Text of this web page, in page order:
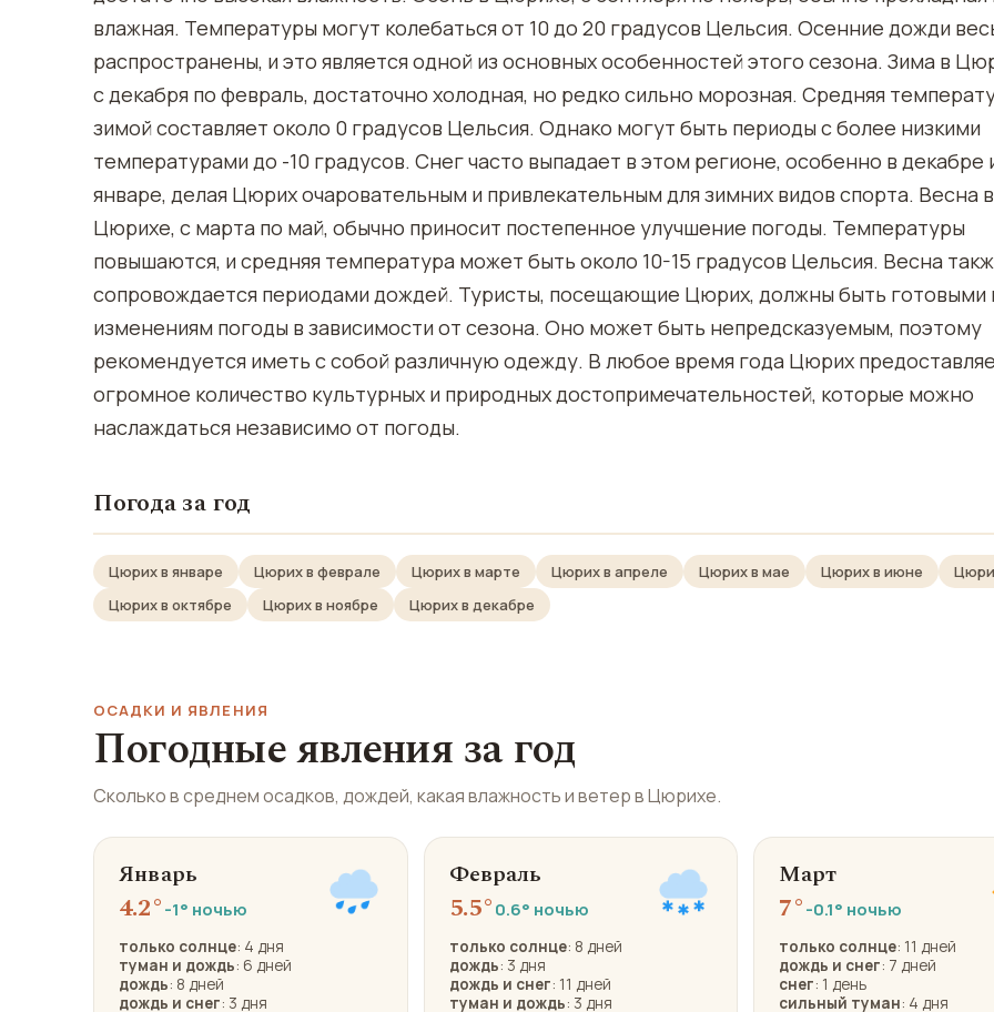
влажная. Температуры могут колебаться от 10 до 20 градусов Цельсия. Осенние дожди
распространены, и это является одной из основных особенностей этого сезона. Зима в
с декабря по февраль, достаточно холодная, но редко сильно морозная. Средняя
зимой составляет около 0 градусов Цельсия. Однако могут быть периоды с более низкими
температурами до -10 градусов. Снег часто выпадает в этом регионе, особенно в декабре
январе, делая Цюрих очаровательным и привлекательным для зимних видов спорта. Весна в
Цюрихе, с марта по май, обычно приносит постепенное улучшение погоды. Температуры
повышаются, и средняя температура может быть около 10-15 градусов Цельсия. Весна
сопровождается периодами дождей. Туристы, посещающие Цюрих, должны быть готовыми
изменениям погоды в зависимости от сезона. Оно может быть непредсказуемым, поэтому
рекомендуется иметь с собой различную одежду. В любое время года Цюрих
огромное количество культурных и природных достопримечательностей, которые можно
наслаждаться независимо от погоды.
Погода за год
Цюрих в январе Цюрих в феврале Цюрих в марте Цюрих в апреле Цюрих в мае Цюрих в июне
Цюрих в октябре
Цюрих в ноябре Цюрих в декабре
ОСАДКИ И ЯВЛЕНИЯ
Погодные явления за год
Сколько в среднем осадков, дождей, какая влажность и ветер в Цюрихе.
Январь
4.2° -1° ночью
: 4 дня
туман и дождь: 6 дней
дождь : 8 дней
дождь и снег: 3 дня
Февраль
5.5°0.6° ночью
: 8 дней
дождь: 3 дня
дождь и снег
: 11 дней
туман и дождь : 3 дня
Март
7° -0.1° ночью
: 11 дней
дождь и снег: 7 дней
снег: 1 день
сильный туман
: 4 дня